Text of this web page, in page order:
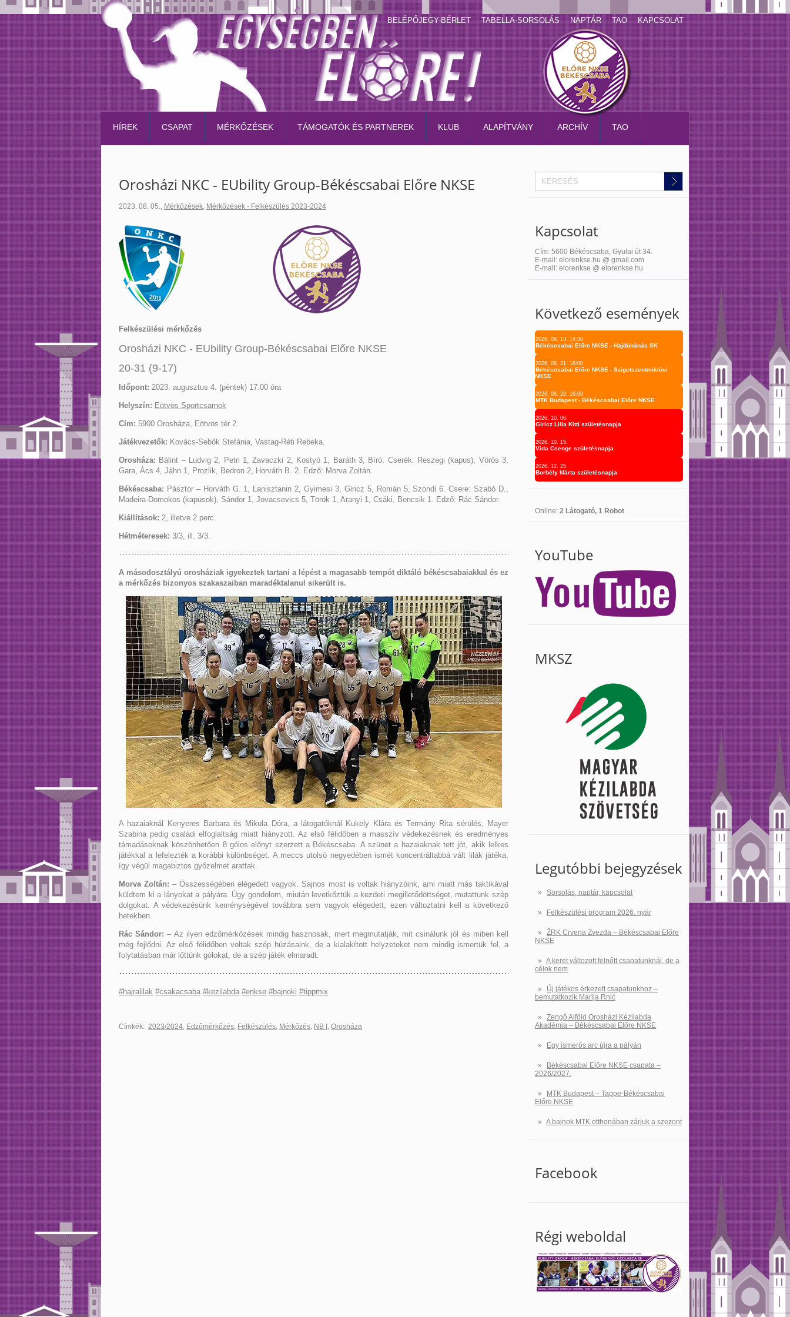
BELÉPŐJEGY-BÉRLET TABELLA-SORSOLÁS NAPTÁR TAO KAPCSOLAT
HÍREK CSAPAT MÉRKŐZÉSEK TÁMOGATÓK ÉS PARTNEREK KLUB ALAPÍTVÁNY ARCHÍV TAO
Kapcsolat
Cím: 5600 Békéscsaba, Gyulai út 34.
E-mail: elorenkse.hu @ gmail.com
E-mail: elorenkse @ elorenkse.hu
Következő események
2026. 08. 13. 14:30
Békéscsabai Előre NKSE - Hajdúnánás SK
2026. 08. 21. 16:00
Békéscsabai Előre NKSE - Szigetszentmiklósi
NKSE
2026. 08. 28. 16:00
MTK Budapest - Békéscsabai Előre NKSE
2026. 10. 06.
Giricz Lilla Kitti születésnapja
2026. 10. 15.
Vida Csenge születésnapja
2026. 12. 25.
Borbély Márta születésnapja
Online: 2 Látogató, 1 Robot
YouTube
MKSZ
Legutóbbi bejegyzések
Sorsolás, naptár, kapcsolat
Felkészülési program 2026. nyár
ŽRK Crvena Zvezda – Békéscsabai Előre
NKSE
A keret változott felnőtt csapatunknál, de a
célok nem
Új játékos érkezett csapatunkhoz –
bemutatkozik Marija Rnić
Zengő Alföld Orosházi Kézilabda
Akadémia – Békéscsabai Előre NKSE
Egy ismerős arc újra a pályán
Békéscsabai Előre NKSE csapata –
2026/2027.
MTK Budapest – Tappe-Békéscsabai
Előre NKSE
A bajnok MTK otthonában zárjuk a szezont
Facebook
Régi weboldal
Orosházi NKC - EUbility Group-Békéscsabai Előre NKSE
2023. 08. 05., Mérkőzések, Mérkőzések - Felkészülés 2023-2024
Felkészülési mérkőzés
Orosházi NKC - EUbility Group-Békéscsabai Előre NKSE
20-31 (9-17)
Időpont: 2023. augusztus 4. (péntek) 17:00 óra
Helyszín: Eötvös Sportcsarnok
Cím: 5900 Orosháza, Eötvös tér 2.
Játékvezetők: Kovács-Sebők Stefánia, Vastag-Réti Rebeka.
Orosháza: Bálint – Ludvig 2, Petri 1, Zavaczki 2, Kostyó 1, Baráth 3, Bíró. Cserék: Reszegi (kapus), Vörös 3,
Gara, Ács 4, Jáhn 1, Prozlik, Bedron 2, Horváth B. 2. Edző: Morva Zoltán.
Békéscsaba: Pásztor – Horváth G. 1, Lanisztanin 2, Gyimesi 3, Giricz 5, Román 5, Szondi 6. Csere: Szabó D.,
Madeira-Domokos (kapusok), Sándor 1, Jovacsevics 5, Török 1, Aranyi 1, Csáki, Bencsik 1. Edző: Rác Sándor.
Kiállítások: 2, illetve 2 perc.
Hétméteresek: 3/3, ill. 3/3.
A másodosztályú orosháziak igyekeztek tartani a lépést a magasabb tempót diktáló békéscsabaiakkal és ez
a mérkőzés bizonyos szakaszaiban maradéktalanul sikerült is.
A hazaiaknál Kenyeres Barbara és Mikula Dóra, a látogatóknál Kukely Klára és Termány Rita sérülés, Mayer
Szabina pedig családi elfoglaltság miatt hiányzott. Az első félidőben a masszív védekezésnek és eredményes
támadásoknak köszönhetően 8 gólos előnyt szerzett a Békéscsaba. A szünet a hazaiaknak tett jót, akik lelkes
játékkal a lefelezték a korábbi különbséget. A meccs utolsó negyedében ismét koncentráltabbá vált lilák játéka,
így végül magabiztos győzelmet arattak.
Morva Zoltán: – Összességében elégedett vagyok. Sajnos most is voltak hiányzóink, ami miatt más taktikával
küldtem ki a lányokat a pályára. Úgy gondolom, miután levetkőztük a kezdeti megilletődöttséget, mutattunk szép
dolgokat. A védekezésünk keménységével továbbra sem vagyok elégedett, ezen változtatni kell a következő
hetekben.
Rác Sándor:– Az ilyen edzőmérkőzések mindig hasznosak, mert megmutatják, mit csinálunk jól és miben kell
még fejlődni. Az első félidőben voltak szép húzásaink, de a kialakított helyzeteket nem mindig ismertük fel, a
folytatásban már lőttünk gólokat, de a szép játék elmaradt.
#hajralilak #csakacsaba #kezilabda #enkse #bajnoki #tippmix
Címkék: 2023/2024, Edzőmérkőzés, Felkészülés, Mérkőzés, NB I, Orosháza